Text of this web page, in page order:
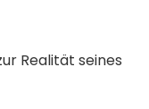
Realität seines